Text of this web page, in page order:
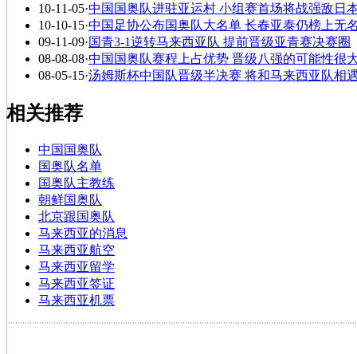
10-11-05·中国国奥队进驻亚运村 小组赛首场将战强敌日
10-10-15·中国足协公布国奥队大名单 长春亚泰仍榜上无名
09-11-09·国青3-1逆转马来西亚队 提前晋级亚青赛决赛圈
08-08-08·中国国奥队赛程上占优势 晋级八强的可能性很
08-05-15·汤姆斯杯中国队晋级半决赛 将和马来西亚队相
相关推荐
中国国奥队
国奥队名单
国奥队主教练
朝鲜国奥队
北京跟国奥队
马来西亚的消息
马来西亚航空
马来西亚留学
马来西亚签证
马来西亚机票